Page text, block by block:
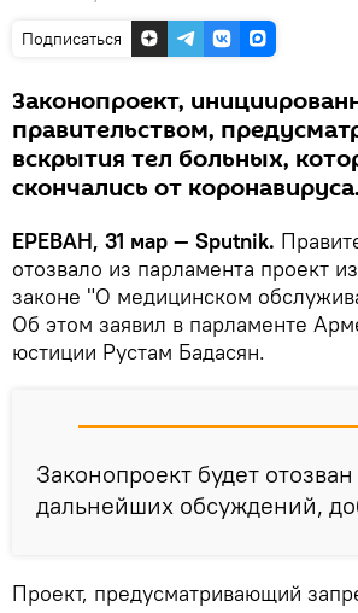
Подписаться
Законопроект,
правительством,
вскрытия тел больных,
скончались от коронавируса.
ЕРЕВАН, 31 мар — Sputnik.
отозвало из парламента проект
законе "О медицинском
Об этом заявил в парламенте
юстиции Рустам Бадасян.
Законопроект будет
дальнейших обсуждений,
Проект, предусматривающий